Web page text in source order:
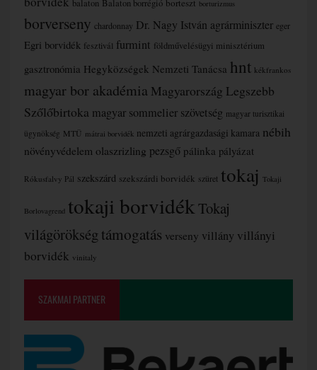
balaton Balaton borrégió borteszt borturizmus
borverseny chardonnay Dr. Nagy István agrárminiszter eger
Egri borvidék fesztivál furmint földművelésügyi minisztérium
gasztronómia Hegyközségek Nemzeti Tanácsa hnt kékfrankos
magyar bor akadémia Magyarország Legszebb
Szőlőbirtoka magyar sommelier szövetség magyar turisztikai
ügynökség MTÜ mátrai borvidék nemzeti agrárgazdasági kamara nébih
növényvédelem olaszrizling pezsgő pálinka pályázat
Rókusfalvy Pál szekszárd szekszárdi borvidék szüret tokaj Tokaji
Borlovagrend tokaji borvidékTokaj
világörökségtámogatás verseny villány villányi
borvidék vinitaly
SZAKMAI PARTNER